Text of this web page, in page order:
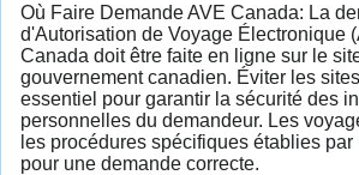
Où Faire Demande AVE Canada: La
d'Autorisation de Voyage Électronique
Canada doit être faite en ligne sur le
gouvernement canadien. Éviter les
essentiel pour garantir la sécurité des
personnelles du demandeur. Les
les procédures spécifiques établies
pour une demande correcte.